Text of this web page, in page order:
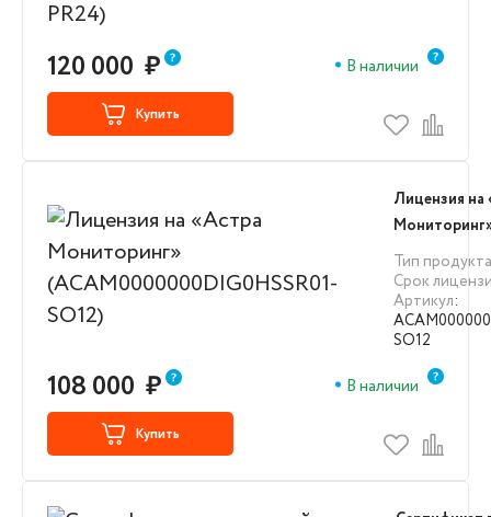
120 000 ₽ В наличии
Купить
Лицензия на
SO12)
Тип продукта
Срок
Артикул:
SO12
108 000 ₽ В наличии
Купить